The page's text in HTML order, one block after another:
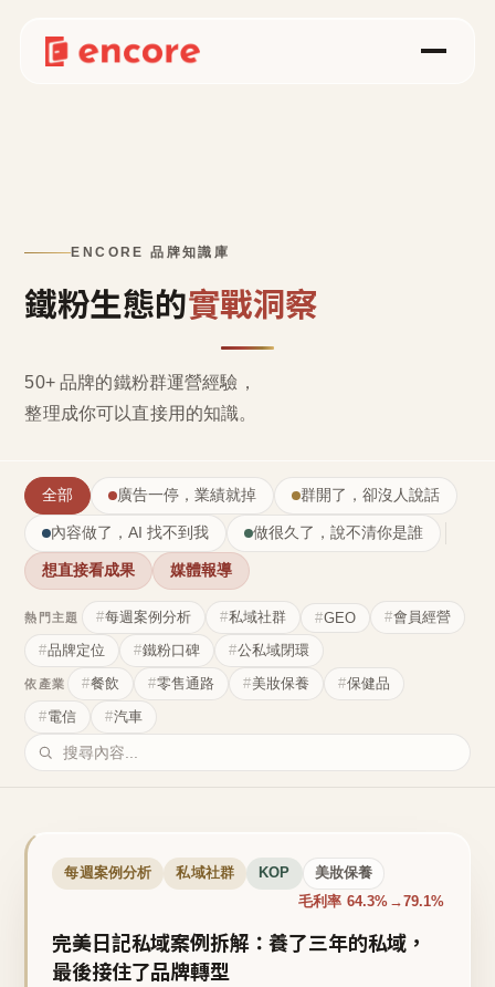
ENCORE 品牌知識庫
鐵粉生態的實戰洞察
50+ 品牌的鐵粉群運營經驗，
整理成你可以直接用的知識。
全部 廣告一停，業績就掉 群開了，卻沒人說話
內容做了，AI 找不到我 做很久了，說不清你是誰
想直接看成果 媒體報導
熱門主題 每週案例分析 私域社群 GEO
會員經營
品牌定位
鐵粉口碑 公私域閉環
依產業 餐飲 零售通路 美妝保養
保健品
電信
汽車
每週案例分析 私域社群 KOP 美妝保養
毛利率 64.3%→79.1%
完美日記私域案例拆解：養了三年的私域，
最後接住了品牌轉型